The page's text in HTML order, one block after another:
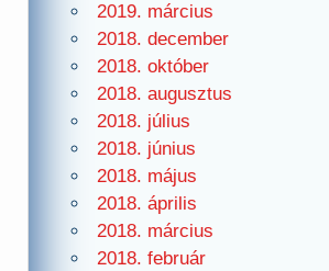
2019. március
2018. december
2018. október
2018. augusztus
2018. július
2018. június
2018. május
2018. április
2018. március
2018. február